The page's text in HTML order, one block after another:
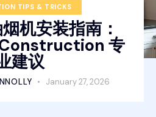
TIPS & TRICKS
机安装指南：
专
建议
January 27, 2026